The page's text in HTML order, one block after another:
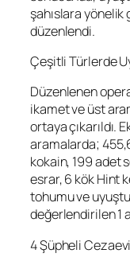
şahıslara yönelik
düzenlendi.
Çeşitli Türlerde
Düzenlenen
ikamet ve üst
ortaya çıkarıldı.
aramalarda;
kokain, 199 adet
esrar, 6 kök Hint
tohumu ve
değerlendirilen 1
4 Şüpheli